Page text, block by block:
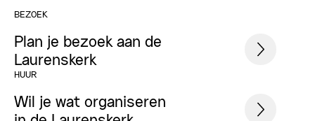
BEZOEK
Plan je bezoek aan de
Laurenskerk
HUUR
Wil je wat organiseren